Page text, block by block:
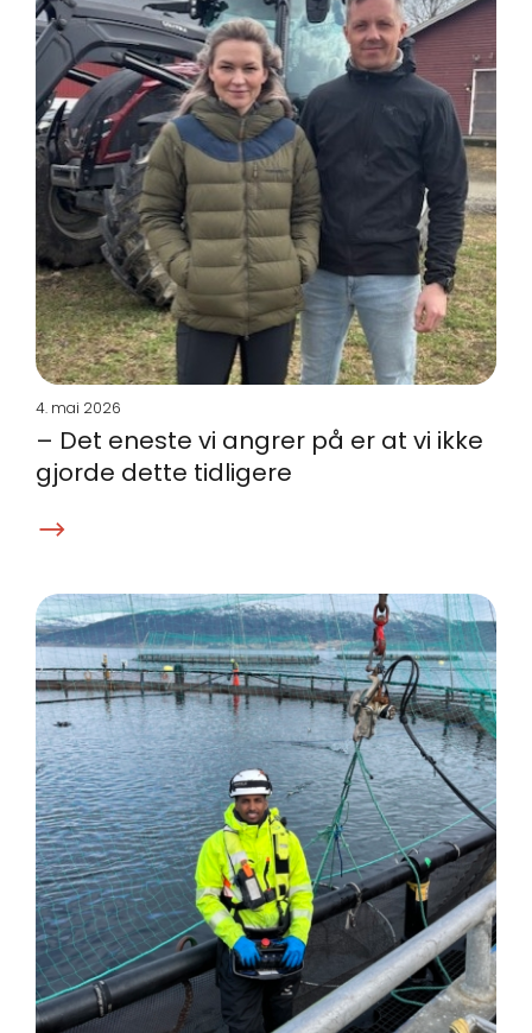
4. mai 2026
– Det eneste vi angrer på er at vi ikke
gjorde dette tidligere